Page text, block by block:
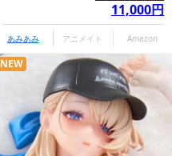
11,000円
あみあみ アニメイト Amazon
NEW